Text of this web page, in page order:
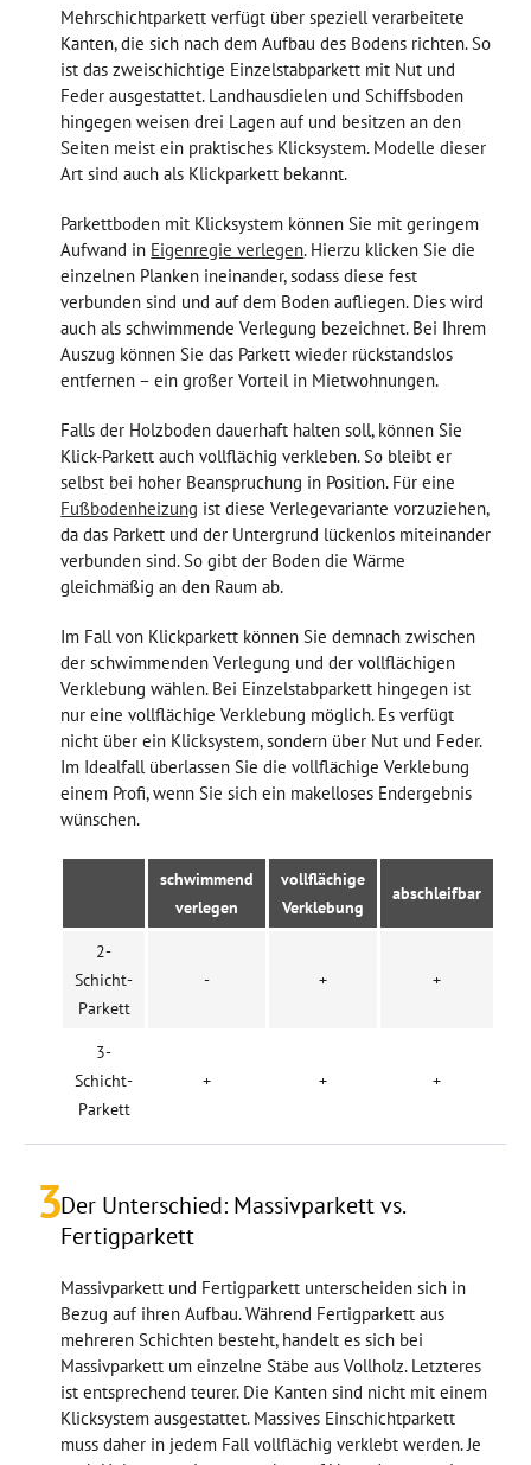
Mehrschichtparkett verfügt über speziell verarbeitete
Kanten, die sich nach dem Aufbau des Bodens richten. So
ist das zweischichtige Einzelstabparkett mit Nut und
Feder ausgestattet. Landhausdielen und Schiffsboden
hingegen weisen drei Lagen auf und besitzen an den
Seiten meist ein praktisches Klicksystem. Modelle dieser
Art sind auch als Klickparkett bekannt.
Parkettboden mit Klicksystem können Sie mit geringem
Aufwand in Eigenregie verlegen. Hierzu klicken Sie die
einzelnen Planken ineinander, sodass diese fest
verbunden sind und auf dem Boden aufliegen. Dies wird
auch als schwimmende Verlegung bezeichnet. Bei Ihrem
Auszug können Sie das Parkett wieder rückstandslos
entfernen – ein großer Vorteil in Mietwohnungen.
Falls der Holzboden dauerhaft halten soll, können Sie
Klick-Parkett auch vollflächig verkleben. So bleibt er
selbst bei hoher Beanspruchung in Position. Für eine
Fußbodenheizung ist diese Verlegevariante vorzuziehen,
da das Parkett und der Untergrund lückenlos miteinander
verbunden sind. So gibt der Boden die Wärme
gleichmäßig an den Raum ab.
Im Fall von Klickparkett können Sie demnach zwischen
der schwimmenden Verlegung und der vollflächigen
Verklebung wählen. Bei Einzelstabparkett hingegen ist
nur eine vollflächige Verklebung möglich. Es verfügt
nicht über ein Klicksystem, sondern über Nut und Feder.
Im Idealfall überlassen Sie die vollflächige Verklebung
einem Profi, wenn Sie sich ein makelloses Endergebnis
wünschen.
schwimmend
verlegen
vollflächige
Verklebung
abschleifbar
2-
Schicht-
Parkett
- + +
3-
Schicht-
Parkett
+ + +
3Der Unterschied: Massivparkett vs.
Fertigparkett
Massivparkett und Fertigparkett unterscheiden sich in
Bezug auf ihren Aufbau. Während Fertigparkett aus
mehreren Schichten besteht, handelt es sich bei
Massivparkett um einzelne Stäbe aus Vollholz. Letzteres
ist entsprechend teurer. Die Kanten sind nicht mit einem
Klicksystem ausgestattet. Massives Einschichtparkett
muss daher in jedem Fall vollflächig verklebt werden. Je